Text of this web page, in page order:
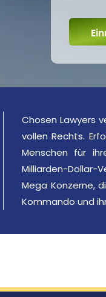
Chosen Lawyers
vollen Rechts.
Menschen für
Milliarden-Dollar-
Mega Konzerne,
Kommando und